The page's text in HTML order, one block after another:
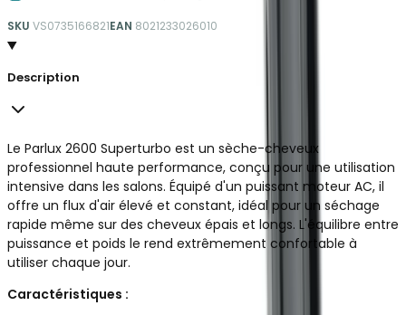
SKU VS0735166821EAN 8021233026010
Description
Le Parlux 2600 Superturbo est un sèche-cheveux
professionnel haute performance, conçu pour une utilisation
intensive dans les salons. Équipé d'un puissant moteur AC, il
offre un flux d'air élevé et constant, idéal pour un séchage
rapide même sur des cheveux épais et longs. L'équilibre entre
puissance et poids le rend extrêmement confortable à
utiliser chaque jour.
Caractéristiques :